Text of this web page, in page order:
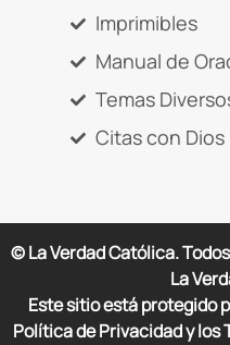
Imprimibles
Manual de
Temas
Citas con Dios
© La Verdad Católica.
La
Este sitio está protegido
Política de Privacidad y los